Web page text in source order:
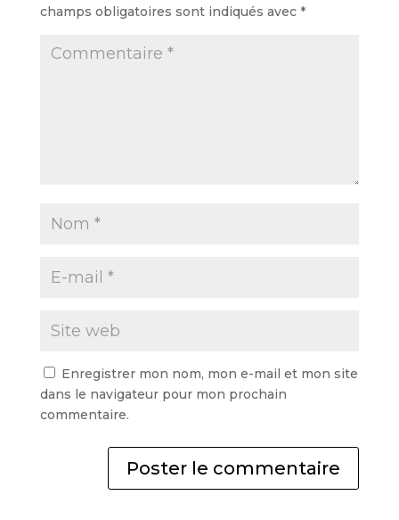
champs obligatoires sont indiqués avec *
Enregistrer mon nom, mon e-mail et mon site
dans le navigateur pour mon prochain
commentaire.